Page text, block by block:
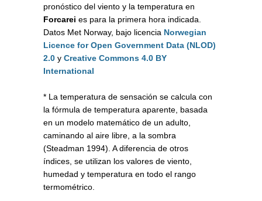
pronóstico del viento y la temperatura en
Forcarei es para la primera hora indicada.
Datos Met Norway, bajo licencia Norwegian
Licence for Open Government Data (NLOD)
2.0 y Creative Commons 4.0 BY
International
* La temperatura de sensación se calcula con
la fórmula de temperatura aparente, basada
en un modelo matemático de un adulto,
caminando al aire libre, a la sombra
(Steadman 1994). A diferencia de otros
índices, se utilizan los valores de viento,
humedad y temperatura en todo el rango
termométrico.